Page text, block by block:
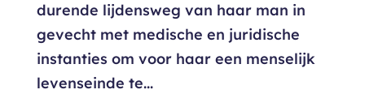
durende lijdensweg van haar man in
gevecht met medische en juridische
instanties om voor haar een menselijk
levenseinde te...